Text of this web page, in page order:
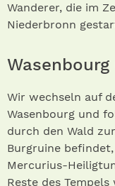
Wanderer, die im
Niederbronn
Wir wechseln auf
Wasenbourg und
durch den Wald
Burgruine
Mercurius-
Reste des